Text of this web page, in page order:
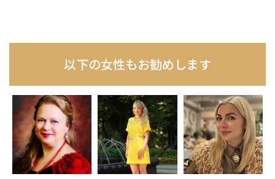
以下の女性もお勧めします